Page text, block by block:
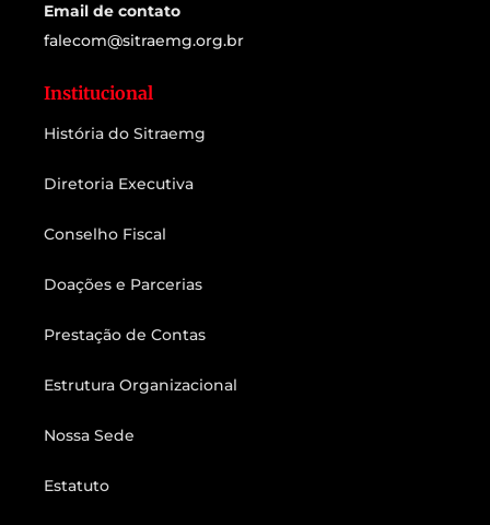
Email de contato
falecom@sitraemg.org.br
Institucional
História do Sitraemg
Diretoria Executiva
Conselho Fiscal
Doações e Parcerias
Prestação de Contas
Estrutura Organizacional
Nossa Sede
Estatuto